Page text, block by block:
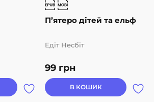
П’ятеро дітей та ельф
99 грн
Едіт Несбіт
В КОШИК